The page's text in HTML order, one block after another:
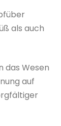
als auch
das Wesen
auf